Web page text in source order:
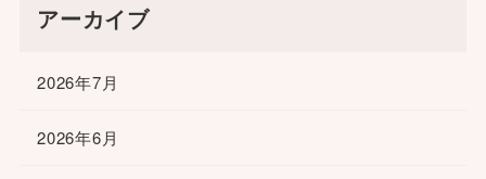
アーカイブ
2026年7月
2026年6月